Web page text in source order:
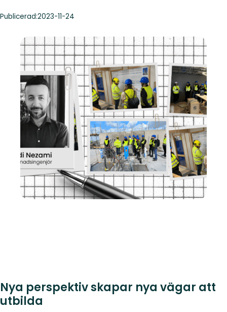
Publicerad:2023-11-24
Nya perspektiv skapar nya vägar att
utbilda